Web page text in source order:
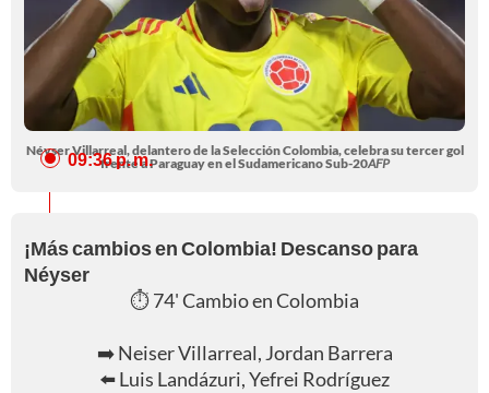
Néyser Villarreal, delantero de la Selección Colombia, celebra su tercer gol
frente a Paraguay en el Sudamericano Sub-20AFP
09:36 p. m.
¡Más cambios en Colombia! Descanso para
Néyser
⏱️ 74' Cambio en Colombia
➡️ Neiser Villarreal, Jordan Barrera
⬅️ Luis Landázuri, Yefrei Rodríguez